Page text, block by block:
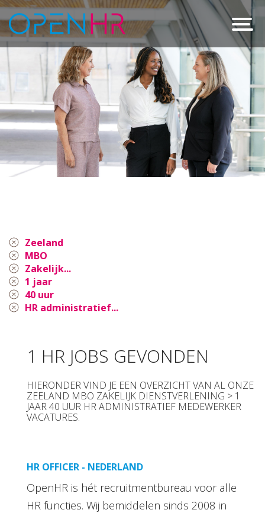
Zeeland
MBO
Zakelijk...
1 jaar
40 uur
HR administratief...
1 HR JOBS GEVONDEN
HIERONDER VIND JE EEN OVERZICHT VAN AL ONZE
ZEELAND MBO ZAKELIJK DIENSTVERLENING > 1
JAAR 40 UUR HR ADMINISTRATIEF MEDEWERKER
VACATURES.
HR OFFICER - NEDERLAND
OpenHR is hét recruitmentbureau voor alle
HR functies. Wij bemiddelen sinds 2008 in